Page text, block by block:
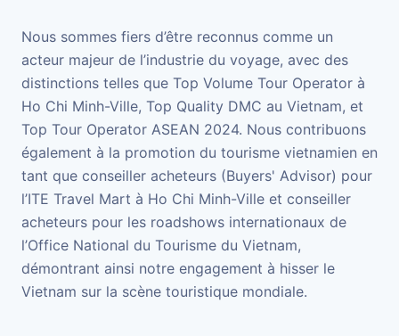
Nous sommes fiers d’être reconnus comme un
acteur majeur de l’industrie du voyage, avec des
distinctions telles que Top Volume Tour Operator à
Ho Chi Minh-Ville, Top Quality DMC au Vietnam, et
Top Tour Operator ASEAN 2024. Nous contribuons
également à la promotion du tourisme vietnamien en
tant que conseiller acheteurs (Buyers' Advisor) pour
l’ITE Travel Mart à Ho Chi Minh-Ville et conseiller
acheteurs pour les roadshows internationaux de
l’Office National du Tourisme du Vietnam,
démontrant ainsi notre engagement à hisser le
Vietnam sur la scène touristique mondiale.